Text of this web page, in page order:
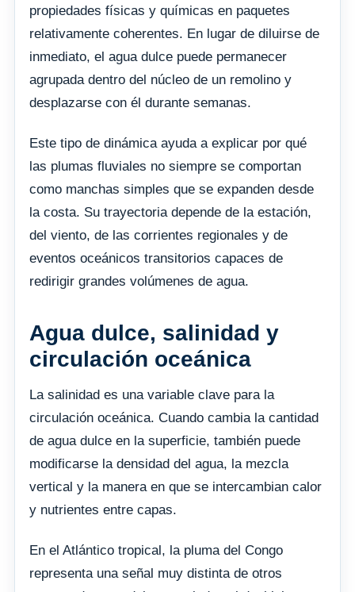
propiedades físicas y químicas en paquetes
relativamente coherentes. En lugar de diluirse de
inmediato, el agua dulce puede permanecer
agrupada dentro del núcleo de un remolino y
desplazarse con él durante semanas.
Este tipo de dinámica ayuda a explicar por qué
las plumas fluviales no siempre se comportan
como manchas simples que se expanden desde
la costa. Su trayectoria depende de la estación,
del viento, de las corrientes regionales y de
eventos oceánicos transitorios capaces de
redirigir grandes volúmenes de agua.
Agua dulce, salinidad y
circulación oceánica
La salinidad es una variable clave para la
circulación oceánica. Cuando cambia la cantidad
de agua dulce en la superficie, también puede
modificarse la densidad del agua, la mezcla
vertical y la manera en que se intercambian calor
y nutrientes entre capas.
En el Atlántico tropical, la pluma del Congo
representa una señal muy distinta de otros